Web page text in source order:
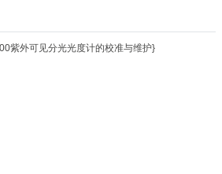
紫外可见分光光度计的校准与维护}